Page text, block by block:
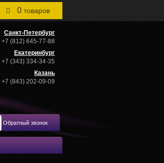
0 товаров
Санкт-Петербург
+7 (812) 645-77-88
Екатеринбург
+7 (343) 334-34-35
Казань
+7 (843) 202-09-09
Обратный звонок